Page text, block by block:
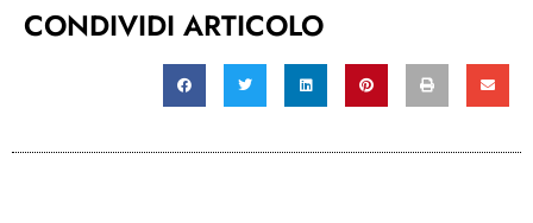
CONDIVIDI ARTICOLO